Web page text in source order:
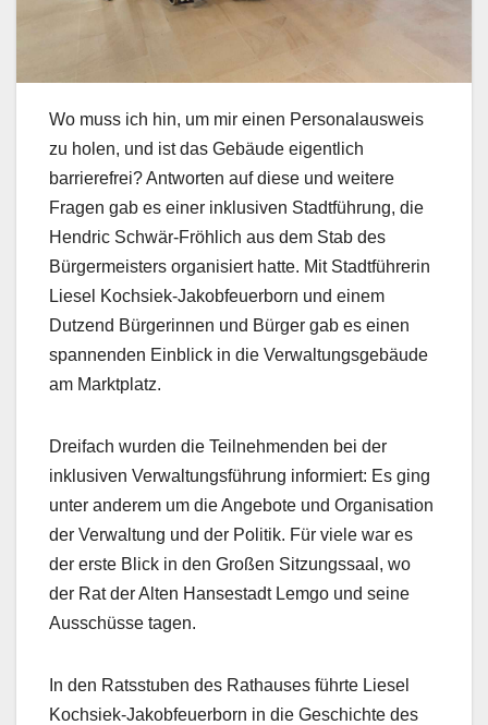
Wo muss ich hin, um mir einen Personalausweis
zu holen, und ist das Gebäude eigentlich
barrierefrei? Antworten auf diese und weitere
Fragen gab es einer inklusiven Stadtführung, die
Hendric Schwär-Fröhlich aus dem Stab des
Bürgermeisters organisiert hatte. Mit Stadtführerin
Liesel Kochsiek-Jakobfeuerborn und einem
Dutzend Bürgerinnen und Bürger gab es einen
spannenden Einblick in die Verwaltungsgebäude
am Marktplatz.
Dreifach wurden die Teilnehmenden bei der
inklusiven Verwaltungsführung informiert: Es ging
unter anderem um die Angebote und Organisation
der Verwaltung und der Politik. Für viele war es
der erste Blick in den Großen Sitzungssaal, wo
der Rat der Alten Hansestadt Lemgo und seine
Ausschüsse tagen.
In den Ratsstuben des Rathauses führte Liesel
Kochsiek-Jakobfeuerborn in die Geschichte des